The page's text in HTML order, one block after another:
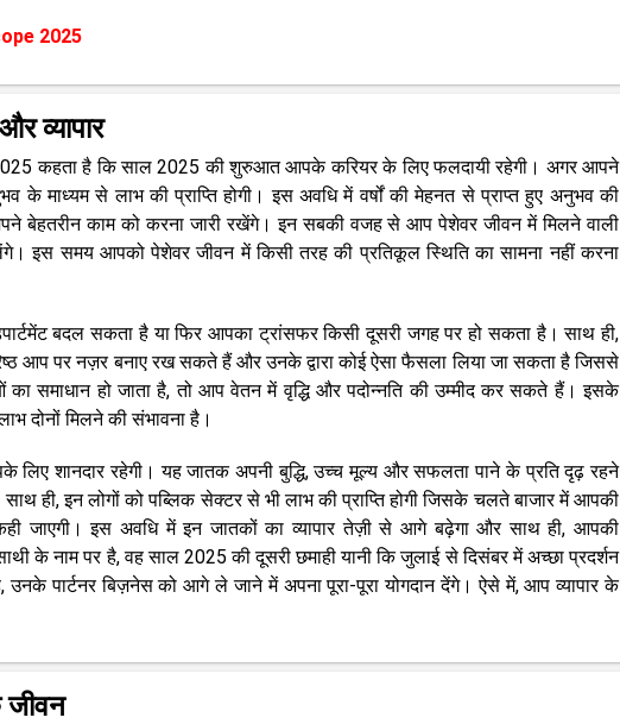
2025
व्यापार
2025 कहता है कि साल 2025 की शुरुआत आपके करियर के लिए फलदायी रहेगी। अगर आपने
के माध्यम से लाभ की प्राप्ति होगी। इस अवधि में वर्षों की मेहनत से प्राप्त हुए अनुभव की
काम को करना जारी रखेंगे। इन सबकी वजह से आप पेशेवर जीवन में मिलने वाली
इस समय आपको पेशेवर जीवन में किसी तरह की प्रतिकूल स्थिति का सामना नहीं करना
बदल सकता है या फिर आपका ट्रांसफर किसी दूसरी जगह पर हो सकता है। साथ ही,
आप पर नज़र बनाए रख सकते हैं और उनके द्वारा कोई ऐसा फैसला लिया जा सकता है जिससे
समाधान हो जाता है, तो आप वेतन में वृद्धि और पदोन्नति की उम्मीद कर सकते हैं। इसके
दोनों मिलने की संभावना है।
शानदार रहेगी। यह जातक अपनी बुद्धि, उच्च मूल्य और सफलता पाने के प्रति दृढ़ रहने
ही, इन लोगों को पब्लिक सेक्टर से भी लाभ की प्राप्ति होगी जिसके चलते बाजार में आपकी
जाएगी। इस अवधि में इन जातकों का व्यापार तेज़ी से आगे बढ़ेगा और साथ ही, आपकी
के नाम पर है, वह साल 2025 की दूसरी छमाही यानी कि जुलाई से दिसंबर में अच्छा प्रदर्शन
उनके पार्टनर बिज़नेस को आगे ले जाने में अपना पूरा-पूरा योगदान देंगे। ऐसे में, आप व्यापार के
जीवन